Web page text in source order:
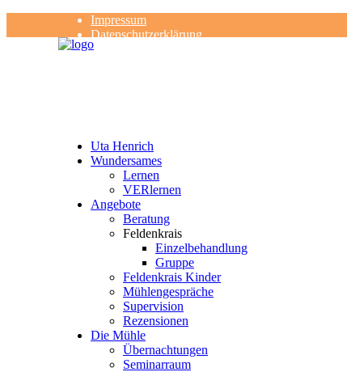
Impressum
Datenschutzerklärung
Kontakt
Uta Henrich
Wundersames
Lernen
VERlernen
Angebote
Beratung
Feldenkrais
Einzelbehandlung
Gruppe
Feldenkrais Kinder
Mühlengespräche
Supervision
Rezensionen
Die Mühle
Übernachtungen
Seminarraum